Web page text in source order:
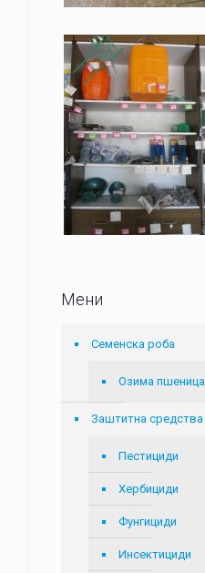
Мени
Семенска роба
Озима пшеница
Заштитна средства
Пестициди
Хербициди
Фунгициди
Инсектициди